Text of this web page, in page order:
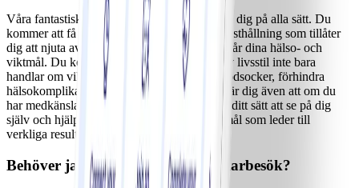
Våra fantastiska coacher arbetar för att backa dig på alla sätt. Du
kommer att få strategier för att hantera din kosthållning som tillåter
dig att njuta av maten samtidigt som du uppnår dina hälso- och
viktmål. Du kommer att upptäcka att en aktiv livsstil inte bara
handlar om vikt, utan även kan sänka ditt blodsocker, förhindra
hälsokomplikationer och minska stress. Du lär dig även att om du
har medkänsla för dig själv kan det förändra ditt sätt att se på dig
själv och hjälpa dig att sätta upp realistiska mål som leder till
verkliga resultat.
Behöver jag fortfarande gå på läkarbesök?